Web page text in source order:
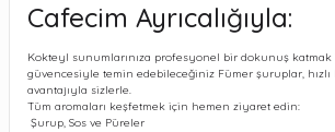
Cafecim Ayrıcalığıyla:
Kokteyl sunumlarınıza profesyonel bir dokunuş katmak
güvencesiyle temin edebileceğiniz Fümer şuruplar,
avantajıyla sizlerle.
Tüm aromaları keşfetmek için hemen ziyaret edin:
Şurup, Sos ve Püreler